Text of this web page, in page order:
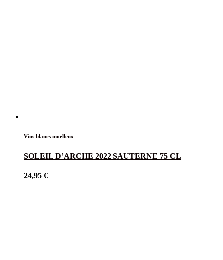
Vins blancs moelleux
SOLEIL D’ARCHE 2022 SAUTERNE 75 CL
24,95 €